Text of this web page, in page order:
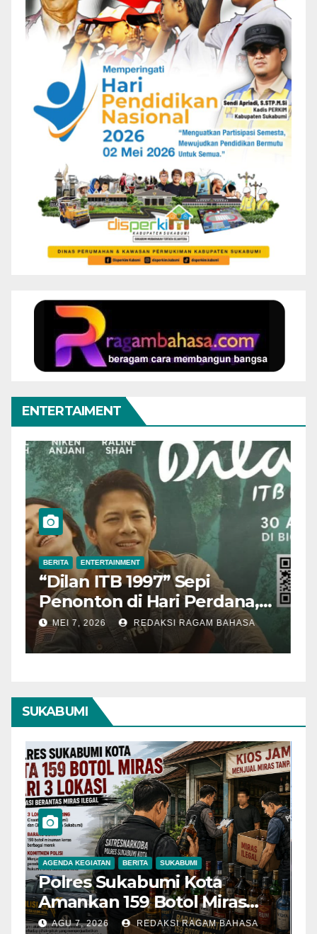
ENTERTAIMENT
BERITA ENTERTAINMENT
“Dilan ITB 1997” Sepi
Penonton di Hari Perdana,
Pengamat Nilai Cerita
Kurang Kuat
MEI 7, 2026 REDAKSI RAGAM BAHASA
SUKABUMI
AGENDA KEGIATAN BERITA SUKABUMI
Polres Sukabumi Kota
Amankan 159 Botol Miras
Ilegal dari Tiga Lokasi dalam
AGU 7, 2026 REDAKSI RAGAM BAHASA